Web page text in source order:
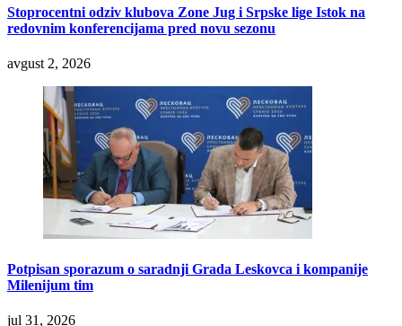
Stoprocentni odziv klubova Zone Jug i Srpske lige Istok na
redovnim konferencijama pred novu sezonu
avgust 2, 2026
Potpisan sporazum o saradnji Grada Leskovca i kompanije
Milenijum tim
jul 31, 2026